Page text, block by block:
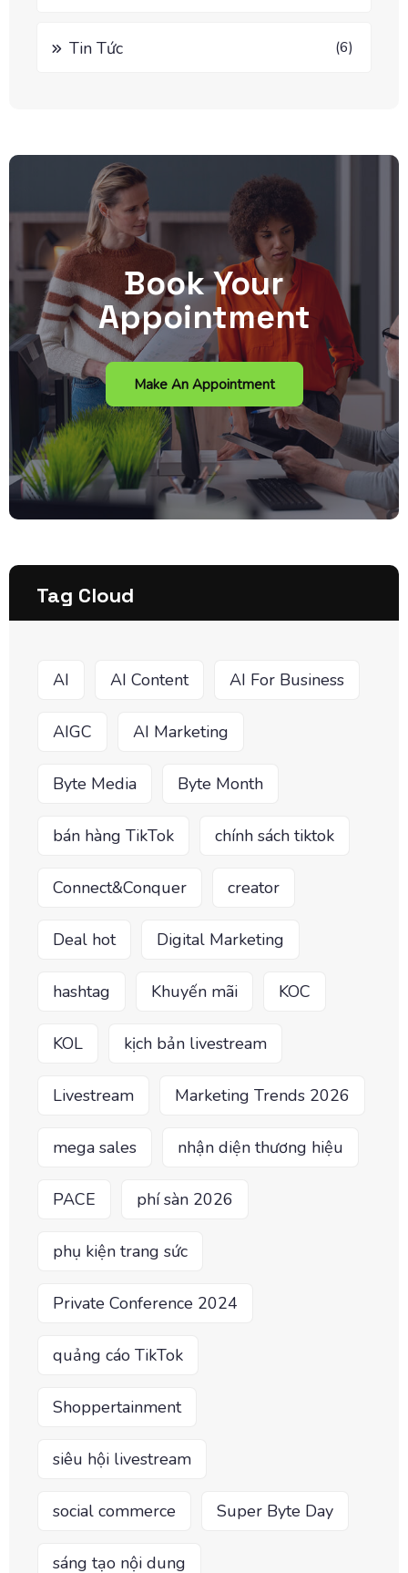
Tin Tức (6)
Book Your
Appointment
Make An Appointment
Tag Cloud
AI AI Content AI For Business
AIGC AI Marketing
Byte Media Byte Month
bán hàng TikTok chính sách tiktok
Connect&Conquer creator
Deal hot Digital Marketing
hashtag Khuyến mãi KOC
KOL kịch bản livestream
Livestream Marketing Trends 2026
mega sales nhận diện thương hiệu
PACE phí sàn 2026
phụ kiện trang sức
Private Conference 2024
quảng cáo TikTok
Shoppertainment
siêu hội livestream
social commerce Super Byte Day
sáng tạo nội dung